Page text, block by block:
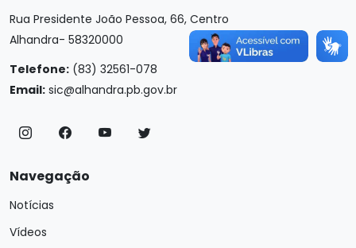
Rua Presidente João Pessoa, 66, Centro
Alhandra- 58320000
Telefone: (83) 32561-078
Email: sic@alhandra.pb.gov.br
Navegação
Notícias
Vídeos